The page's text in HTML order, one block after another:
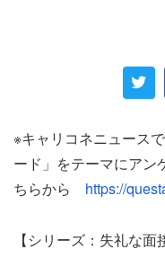
「しかし、面接では
りました」
遠方から来ることは事
めて受けたという。と
※キャリコネニュース
ード」をテーマにアン
ちらから https://
【シリーズ：失礼な面